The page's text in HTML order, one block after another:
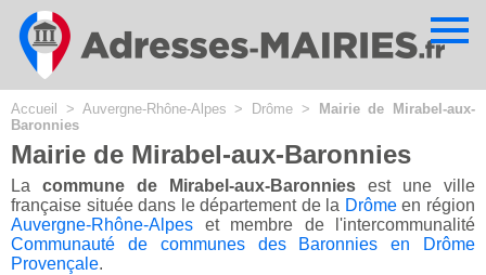
Accueil > Auvergne-Rhône-Alpes > Drôme >
Mairie de Mirabel-aux-
Baronnies
Mairie de Mirabel-aux-Baronnies
La commune de Mirabel-aux-Baronnies est une ville
française située dans le département de la Drômeen région
Auvergne-Rhône-Alpes et membre de l'intercommunalité
Communauté de communes des Baronnies en Drôme
Provençale.
Cookies management panel